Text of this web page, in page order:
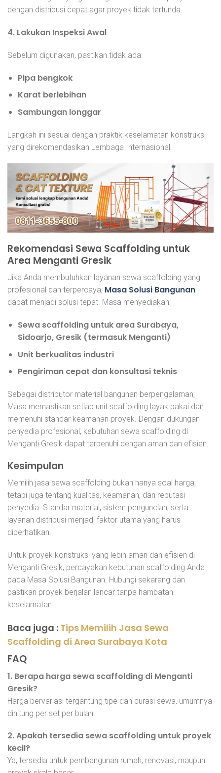
dengan distribusi cepat agar proyek tidak tertunda.
4. Lakukan Inspeksi Awal
Sebelum digunakan, pastikan tidak ada:
Pipa bengkok
Karat berlebihan
Sambungan longgar
Langkah ini sesuai dengan praktik keselamatan konstruksi
yang direkomendasikan Lembaga Internasional.
Rekomendasi Sewa Scaffolding untuk
Area Menganti Gresik
Jika Anda membutuhkan layanan sewa scaffolding yang
profesional dan terpercaya, Masa Solusi Bangunan
dapat menjadi solusi tepat. Masa menyediakan:
Sewa scaffolding untuk area Surabaya,
Sidoarjo, Gresik (termasuk Menganti)
Unit berkualitas industri
Pengiriman cepat dan konsultasi teknis
Sebagai distributor material bangunan berpengalaman,
Masa memastikan setiap unit scaffolding layak pakai dan
memenuhi standar keamanan proyek. Dengan dukungan
penyedia profesional, kebutuhan sewa scaffolding di
Menganti Gresik dapat terpenuhi dengan aman dan efisien.
Kesimpulan
Memilih jasa sewa scaffolding bukan hanya soal harga,
tetapi juga tentang kualitas, keamanan, dan reputasi
penyedia. Standar material, sistem penguncian, serta
layanan distribusi menjadi faktor utama yang harus
diperhatikan.
Untuk proyek konstruksi yang lebih aman dan efisien di
Menganti Gresik, percayakan kebutuhan scaffolding Anda
pada Masa Solusi Bangunan. Hubungi sekarang dan
pastikan proyek berjalan lancar tanpa hambatan
keselamatan.
Baca juga : Tips Memilih Jasa Sewa
Scaffolding di Area Surabaya Kota
FAQ
1. Berapa harga sewa scaffolding di Menganti
Gresik?
Harga bervariasi tergantung tipe dan durasi sewa, umumnya
dihitung per set per bulan.
2. Apakah tersedia sewa scaffolding untuk proyek
kecil?
Ya, tersedia untuk pembangunan rumah, renovasi, maupun